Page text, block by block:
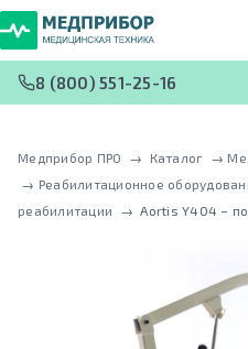
8 (800) 551-25-16
Медприбор ПРО → Каталог →
→ Реабилитационное
реабилитации
→ Aortis Y404 –